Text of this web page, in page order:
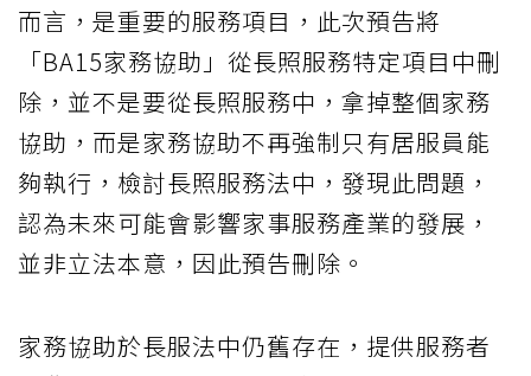
而言，是重要的服務項目，此次預告將
「BA15家務協助」從長照服務特定項目中刪
除，並不是要從長照服務中，拿掉整個家務
協助，而是家務協助不再強制只有居服員能
夠執行，檢討長照服務法中，發現此問題，
認為未來可能會影響家事服務產業的發展，
並非立法本意，因此預告刪除。
家務協助於長服法中仍舊存在，提供服務者